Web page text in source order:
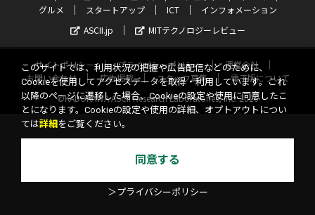
グルメ
スタートアップ ICT
インフォメーション
ASCII.jp
MITテクノロジーレビュー
サイトポリシー プライバシーポリシー
運営会社
お問い合わせ
広告掲載 スタッフ募集
電子版について
©KADOKAWA ASCII Research Laboratories, Inc. 2026
このサイトでは、利用状況の把握や広告配信などのために、
Cookieを使用してアクセスデータを取得・利用しています。これ
以降のページに遷移した場合、Cookieの設定や使用に同意したこ
とになります。Cookieの設定や使用の詳細、オプトアウトについ
ては詳細 をご覧ください。
同意する
＞プライバシーポリシー